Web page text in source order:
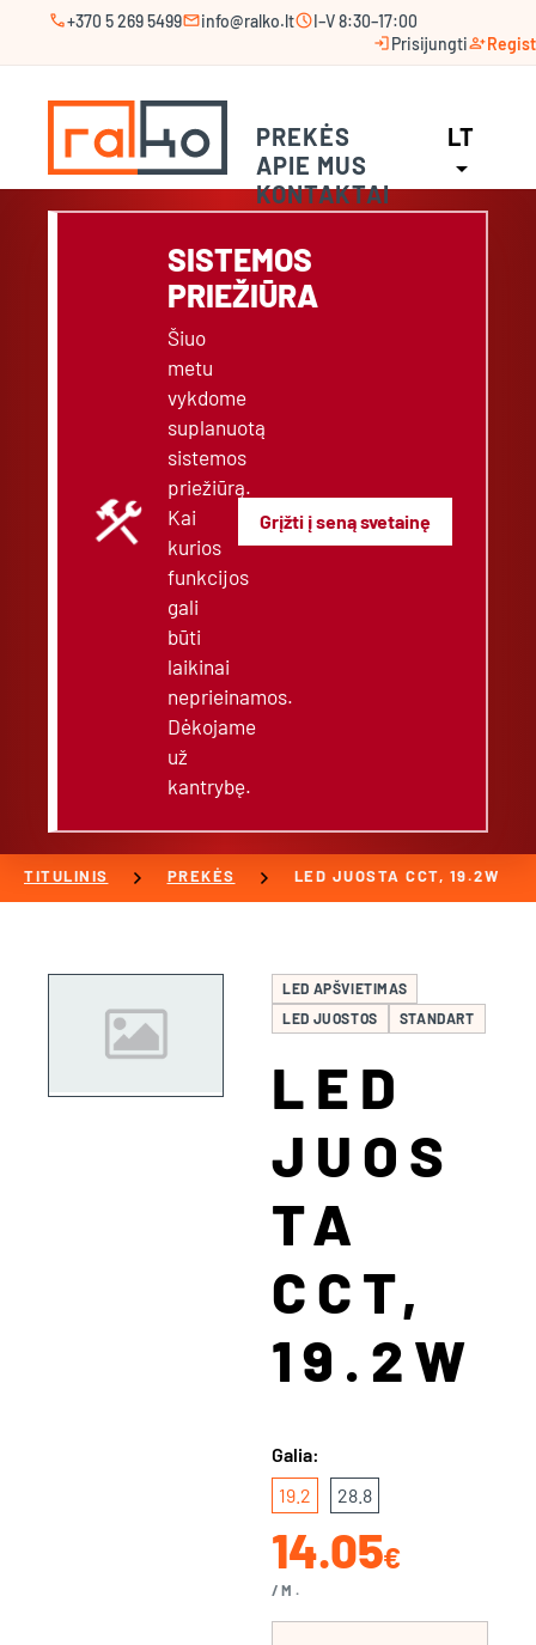
call+370 5 269 5499mailinfo@ralko.ltscheduleI–V 8:30–17:00
loginPrisijungtiperson_add
PREKĖS
APIE MUS
KONTAKTAI
LT
arrow_drop_down
construction
SISTEMOS
PRIEŽIŪRA
Šiuo
metu
vykdome
suplanuotą
sistemos
priežiūrą.
Kai
kurios
funkcijos
gali
būti
laikinai
neprieinamos.
Dėkojame
už
kantrybę.
Grįžti į seną svetainę
TITULINIS chevron_right PREKĖS chevron_right LED JUOSTA CCT, 19.2W
LED APŠVIETIMAS
LED JUOSTOS
STANDART
LED
JUOS
TA
CCT,
19.2W
Galia:
19.2
28.8
14.05€
/M.